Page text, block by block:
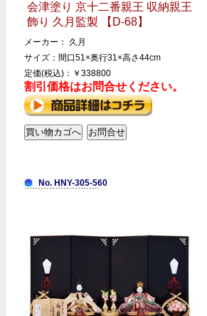
会津塗り 京十二番親王 収納親王
飾り 久月監製 【D-68】
メーカー： 久月
サイズ：間口51×奥行31×高さ44cm
定価(税込)：￥338800
割引価格はお問合せください。
No. HNY-305-560